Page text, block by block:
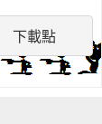
下載點